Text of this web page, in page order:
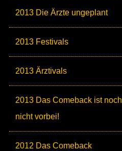
2013 Die Ärzte ungeplant
2013 Festivals
2013 Ärztivals
2013 Das Comeback ist noch
nicht vorbei!
2012 Das Comeback